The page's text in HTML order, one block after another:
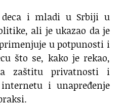
i mladi u Srbiji u
ali je ukazao da je
u potpunosti i
što se, kako je rekao,
zaštitu privatnosti i
i unapređenje